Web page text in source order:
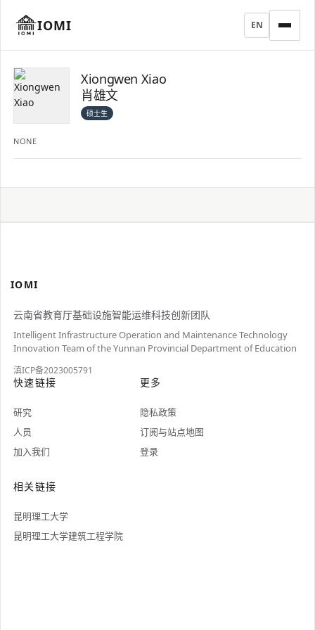
IOMI EN
Xiongwen Xiao
肖雄文
硕士生
NONE
IOMI
云南省教育厅基础设施智能运维科技创新团队
Intelligent Infrastructure Operation and Maintenance Technology
Innovation Team of the Yunnan Provincial Department of Education
滇ICP备2023005791
快速链接
研究
人员
加入我们
更多
隐私政策
订阅与站点地图
登录
相关链接
昆明理工大学
昆明理工大学建筑工程学院